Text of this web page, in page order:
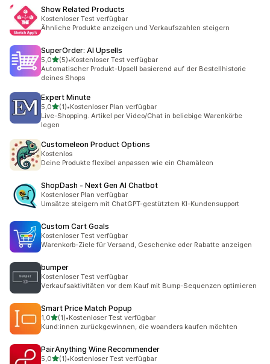
Show Related Products
Kostenloser Test verfügbar
Ähnliche Produkte anzeigen und Verkaufszahlen steigern
SuperOrder: AI Upsells
5,0von 5 Sternen
(5)
5 Rezensionen insgesamt
•Kostenloser Test verfügbar
Automatischer Produkt-Upsell basierend auf der Bestellhistorie
deines Shops
Expert Minute
5,0von 5 Sternen
(1)
1 Rezensionen insgesamt
•Kostenloser Plan verfügbar
Live-Shopping. Artikel per Video/Chat in beliebige Warenkörbe
legen
Customeleon Product Options
Kostenlos
Deine Produkte flexibel anpassen wie ein Chamäleon
ShopDash ‑ Next Gen AI Chatbot
Kostenloser Plan verfügbar
Umsätze steigern mit ChatGPT-gestütztem KI-Kundensupport
Custom Cart Goals
Kostenloser Test verfügbar
Warenkorb-Ziele für Versand, Geschenke oder Rabatte anzeigen
bumper
Kostenloser Test verfügbar
Verkaufsaktivitäten vor dem Kauf mit Bump-Sequenzen optimieren
Smart Price Match Popup
1,0von 5 Sternen
(1)
1 Rezensionen insgesamt
•Kostenloser Test verfügbar
Kund:innen zurückgewinnen, die woanders kaufen möchten
PairAnything Wine Recommender
5,0von 5 Sternen
(1)
1 Rezensionen insgesamt
•Kostenloser Test verfügbar